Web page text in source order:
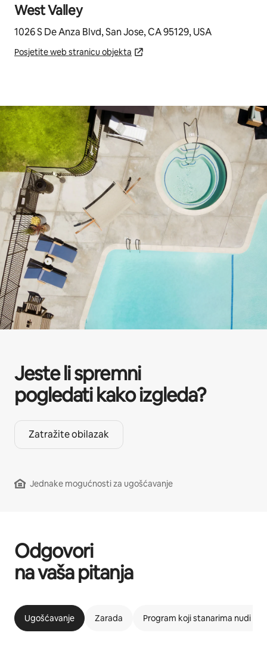
West Valley
1026 S De Anza Blvd, San Jose, CA 95129, USA
Posjetite web stranicu objekta
Jeste li spremni
pogledati kako izgleda?
Zatražite obilazak
Jednake mogućnosti za ugošćavanje
Odgovori
na vaša pitanja
Ugošćavanje Zarada Program koji stanarima nudi